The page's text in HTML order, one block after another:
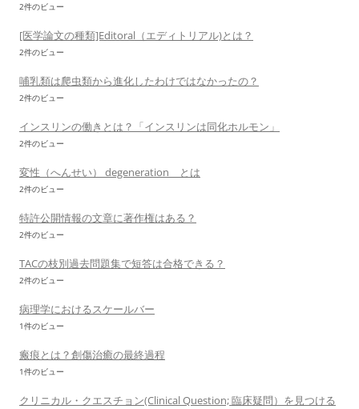
2件のビュー
[医学論文の種類]Editoral（エディトリアル)とは？
2件のビュー
哺乳類は爬虫類から進化したわけではなかったの？
2件のビュー
インスリンの働きとは？「インスリンは同化ホルモン」
2件のビュー
変性（へんせい） degeneration とは
2件のビュー
特許公開情報の文章に著作権はある？
2件のビュー
TACの枝別過去問題集で短答は合格できる？
2件のビュー
病理学におけるスケールバー
1件のビュー
瘢痕とは？創傷治癒の最終過程
1件のビュー
クリニカル・クエスチョン(Clinical Question; 臨床疑問）を見つける